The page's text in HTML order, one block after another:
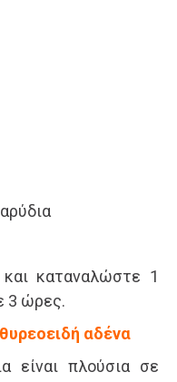
καταναλώστε 1
3 ώρες.
αδένα
είναι πλούσια σε